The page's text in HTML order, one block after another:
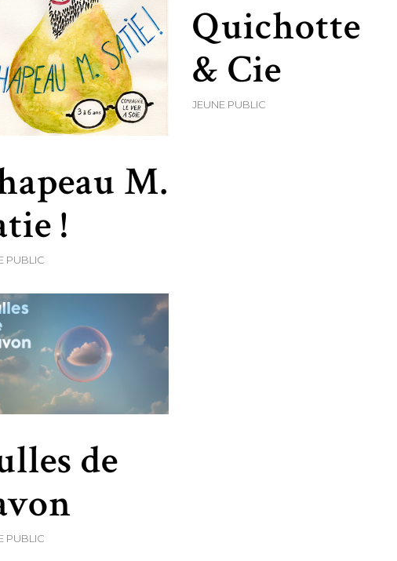
M.
!
PUBLIC
Quichotte
& Cie
JEUNE PUBLIC
de
PUBLIC